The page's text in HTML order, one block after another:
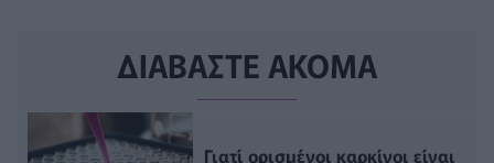
ΔΙΑΒΑΣΤΕ ΑΚΟΜΑ
Γιατί ορισμένοι καρκίνοι είναι